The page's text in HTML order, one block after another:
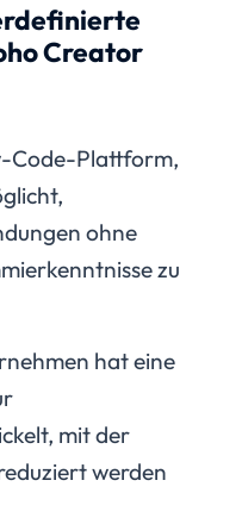
Creator
Code-Plattform,
ohne
zu
hat eine
mit der
werden